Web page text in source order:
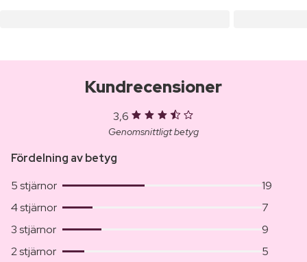
Kundrecensioner
3,6
Genomsnittligt betyg
Fördelning av betyg
5 stjärnor
19
4 stjärnor
7
3 stjärnor
9
2 stjärnor
5